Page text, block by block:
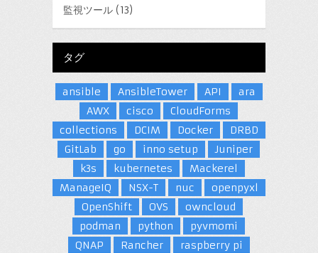
監視ツール(13)
タグ
ansible AnsibleTower API
ara
AWX
cisco
CloudForms
collections
DCIM Docker
DRBD
GitLab
go inno setup
Juniper
k3s
kubernetes
Mackerel
ManageIQ
NSX-T nuc
openpyxl
OpenShift
OVS
owncloud
podman
python
pyvmomi
QNAP
Rancher
raspberry pi